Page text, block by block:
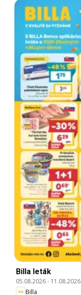
Billa leták
05.08.2026- 11.08.2026
Billa